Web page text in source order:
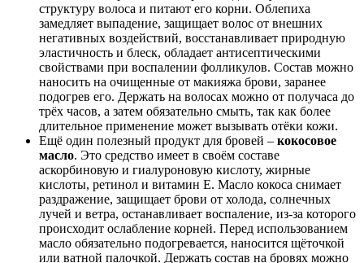
структуру волоса и питают его корни. Облепиха
замедляет выпадение, защищает волос от внешних
негативных воздействий, восстанавливает природную
эластичность и блеск, обладает антисептическими
свойствами при воспалении фолликулов. Состав можно
наносить на очищенные от макияжа брови, заранее
подогрев его. Держать на волосах можно от получаса до
трёх часов, а затем обязательно смыть, так как более
длительное применение может вызывать отёки кожи.
Ещё один полезный продукт для бровей – кокосовое
масло. Это средство имеет в своём составе
аскорбиновую и гиалуроновую кислоту, жирные
кислоты, ретинол и витамин Е. Масло кокоса снимает
раздражение, защищает брови от холода, солнечных
лучей и ветра, останавливает воспаление, из-за которого
происходит ослабление корней. Перед использованием
масло обязательно подогревается, наносится щёточкой
или ватной палочкой. Держать состав на бровях можно